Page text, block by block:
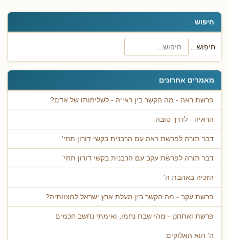
חיפוש
חיפוש...
מאמרים אחרונים
פרשת ראה - מה הקשר בין ראייה - לשליחותו של אדם?
הראיה - לדרך טובה
דבר תורה לפרשת ראה עם הרבנית בקשי דורון תחי'
דבר תורה לפרשת עקב עם הרבנית בקשי דורון תחי'
הזכיה באהבת ה'
פרשת עקב - מה הקשר בין מעלת ארץ ישראל למצוותיה?
פרשת ואתחנן - מהי שבת נחמו, ואימתי נחשב חכמים
ה' הוא האלוקים